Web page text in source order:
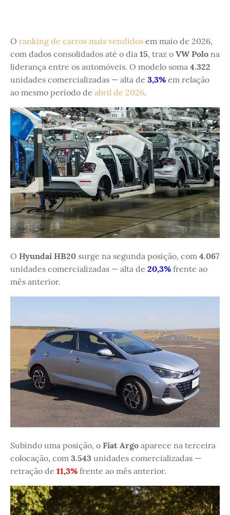
O ranking de carros mais vendidos em maio de 2026,
com dados consolidados até o dia 15, traz o VW Polo na
liderança entre os automóveis. O modelo soma 4.322
unidades comercializadas — alta de 3,3% em relação
ao mesmo período de abril de 2026.
O Hyundai HB20 surge na segunda posição, com 4.067
unidades comercializadas — alta de 20,3% frente ao
mês anterior.
Subindo uma posição, o Fiat Argo aparece na terceira
colocação, com 3.543 unidades comercializadas —
retração de 11,3% frente ao mês anterior.